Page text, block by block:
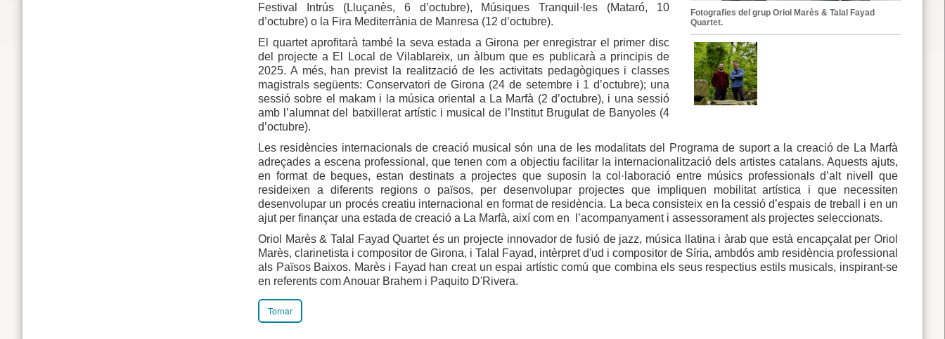
Fotografies del grup Oriol Marès & Talal Fayad
Quartet.
Festival Intrús (Lluçanès, 6 d’octubre), Músiques Tranquil·les (Mataró, 10
d’octubre) o la Fira Mediterrània de Manresa (12 d’octubre).
El quartet aprofitarà també la seva estada a Girona per enregistrar el primer disc
del projecte a El Local de Vilablareix, un àlbum que es publicarà a principis de
2025. A més, han previst la realització de les activitats pedagògiques i classes
magistrals següents: Conservatori de Girona (24 de setembre i 1 d’octubre); una
sessió sobre el makam i la música oriental a La Marfà (2 d’octubre), i una sessió
amb l’alumnat del batxillerat artístic i musical de l’Institut Brugulat de Banyoles (4
d’octubre).
Les residències internacionals de creació musical són una de les modalitats del Programa de suport a la creació de La Marfà
adreçades a escena professional, que tenen com a objectiu facilitar la internacionalització dels artistes catalans. Aquests ajuts,
en format de beques, estan destinats a projectes que suposin la col·laboració entre músics professionals d’alt nivell que
resideixen a diferents regions o països, per desenvolupar projectes que impliquen mobilitat artística i que necessiten
desenvolupar un procés creatiu internacional en format de residència. La beca consisteix en la cessió d’espais de treball i en un
ajut per finançar una estada de creació a La Marfà, així com en l’acompanyament i assessorament als projectes seleccionats.
Oriol Marès & Talal Fayad Quartet és un projecte innovador de fusió de jazz, música llatina i àrab que està encapçalat per Oriol
Marès, clarinetista i compositor de Girona, i Talal Fayad, intèrpret d'ud i compositor de Síria, ambdós amb residència professional
als Països Baixos. Marès i Fayad han creat un espai artístic comú que combina els seus respectius estils musicals, inspirant-se
en referents com Anouar Brahem i Paquito D'Rivera.
Tornar